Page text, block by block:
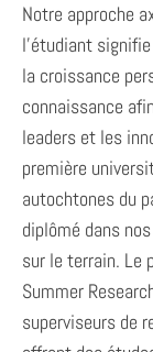
Notre approche
l’étudiant
la croissance
connaissance
leaders et les
première
autochtones du
diplômé dans
sur le terrain. Le
Summer
superviseurs de